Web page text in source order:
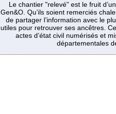
Le chantier "relevé" est le fruit
Gen&O. Qu’ils soient remerciés
de partager l’information avec le
utiles pour retrouver ses ancêtres.
actes d’état civil numérisés et
départementales